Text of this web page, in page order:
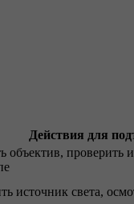
Действия для
объектив, проверить
источник света,